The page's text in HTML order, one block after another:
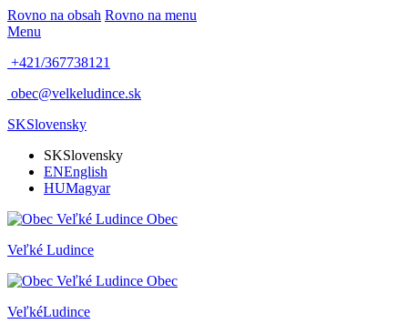
Rovno na obsah Rovno na menu
Menu
+421/367738121
obec@velkeludince.sk
SKSlovensky
SKSlovensky
ENEnglish
HUMagyar
Obec
Veľké Ludince
Obec
VeľkéLudince